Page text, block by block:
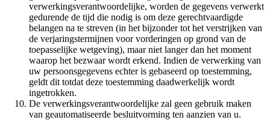
verwerkingsverantwoordelijke, worden de gegevens verwerkt
gedurende de tijd die nodig is om deze gerechtvaardigde
belangen na te streven (in het bijzonder tot het verstrijken van
de verjaringstermijnen voor vorderingen op grond van de
toepasselijke wetgeving), maar niet langer dan het moment
waarop het bezwaar wordt erkend. Indien de verwerking van
uw persoonsgegevens echter is gebaseerd op toestemming,
geldt dit totdat deze toestemming daadwerkelijk wordt
ingetrokken.
De verwerkingsverantwoordelijke zal geen gebruik maken
van geautomatiseerde besluitvorming ten aanzien van u.